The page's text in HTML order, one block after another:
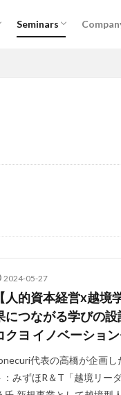
Seminars
2024-05-27
人的資本経営x越境
につながる学びの設
クヨ イノベーショ
代表の高橋が企画し
：みずほR＆T「越境リー